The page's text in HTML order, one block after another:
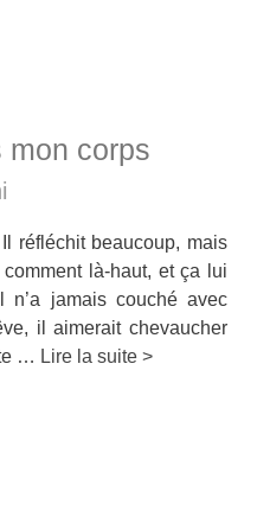
mon corps
réfléchit beaucoup, mais
là-haut, et ça lui
n’a jamais couché avec
il aimerait chevaucher
… Lire la suite >